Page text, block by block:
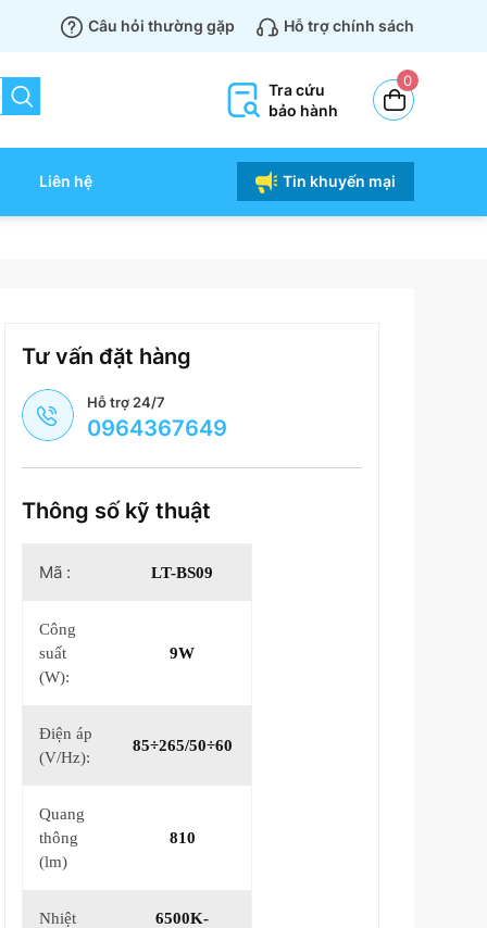
Câu hỏi thường gặp Hỗ trợ chính sách
Tra cứu
bảo hành
0
Liên hệ Tin khuyến mại
Tư vấn đặt hàng
Hỗ trợ 24/7
0964367649
Thông số kỹ thuật
Mã : LT-BS09
Công
suất
(W):
9W
Điện áp
(V/Hz):
85÷265/50÷60
Quang
thông
(lm)
810
Nhiệt
6500K-